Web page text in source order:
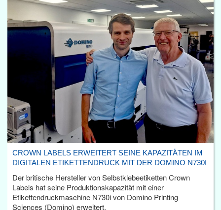
CROWN LABELS ERWEITERT SEINE KAPAZITÄTEN IM
DIGITALEN ETIKETTENDRUCK MIT DER DOMINO N730I
Der britische Hersteller von Selbstklebeetiketten Crown
Labels hat seine Produktionskapazität mit einer
Etikettendruckmaschine N730i von Domino Printing
Sciences (Domino) erweitert.